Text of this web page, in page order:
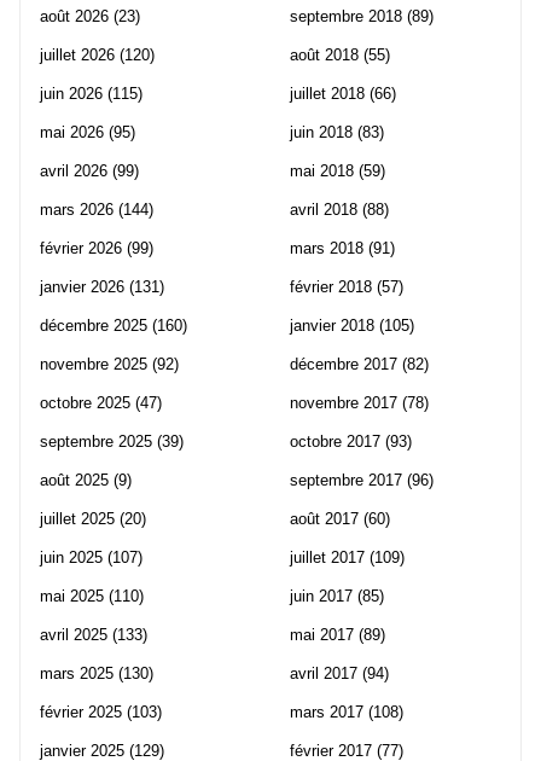
août 2026 (23)
juillet 2026 (120)
juin 2026 (115)
mai 2026 (95)
avril 2026 (99)
mars 2026 (144)
février 2026 (99)
janvier 2026 (131)
décembre 2025 (160)
novembre 2025 (92)
octobre 2025 (47)
septembre 2025 (39)
août 2025 (9)
juillet 2025 (20)
juin 2025 (107)
mai 2025 (110)
avril 2025 (133)
mars 2025 (130)
février 2025 (103)
janvier 2025 (129)
septembre 2018 (89)
août 2018 (55)
juillet 2018 (66)
juin 2018 (83)
mai 2018 (59)
avril 2018 (88)
mars 2018 (91)
février 2018 (57)
janvier 2018 (105)
décembre 2017 (82)
novembre 2017 (78)
octobre 2017 (93)
septembre 2017 (96)
août 2017 (60)
juillet 2017 (109)
juin 2017 (85)
mai 2017 (89)
avril 2017 (94)
mars 2017 (108)
février 2017 (77)